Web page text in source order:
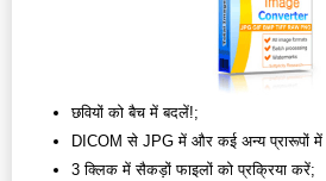
छवियों को बैच में बदलें!;
DICOM से JPG में और कई अन्य प्रारूपों में
3 क्लिक में सैकड़ों फाइलों को प्रक्रिया करें;